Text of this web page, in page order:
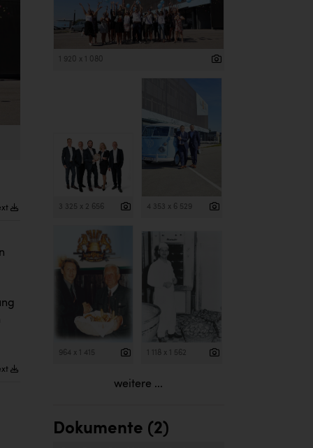
1 920 x 1 080
3 325 x 2 656 4 353 x 6 529
964 x 1 415 1 118 x 1 562
weitere ...
Dokumente (2)